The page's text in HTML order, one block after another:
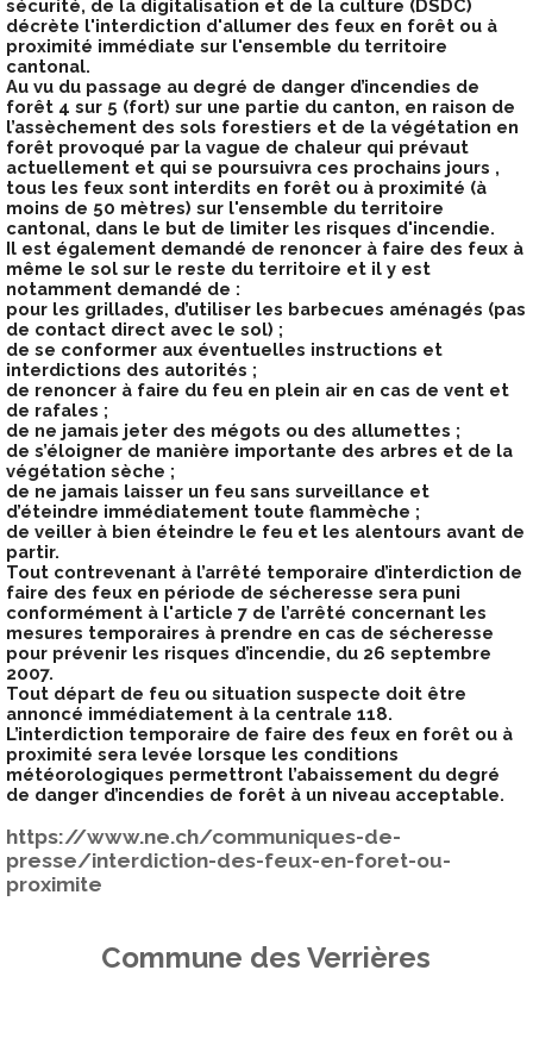
sécurité, de la digitalisation et de la culture (DSDC)
décrète l'interdiction d'allumer des feux en forêt ou à
proximité immédiate sur l'ensemble du territoire
cantonal.
Au vu du passage au degré de danger d’incendies de
forêt 4 sur 5 (fort) sur une partie du canton, en raison de
l’assèchement des sols forestiers et de la végétation en
forêt provoqué par la vague de chaleur qui prévaut
actuellement et qui se poursuivra ces prochains jours ,
tous les feux sont interdits en forêt ou à proximité (à
moins de 50 mètres) sur l'ensemble du territoire
cantonal, dans le but de limiter les risques d'incendie.
Il est également demandé de renoncer à faire des feux à
même le sol sur le reste du territoire et il y est
notamment demandé de :
pour les grillades, d’utiliser les barbecues aménagés (pas
de contact direct avec le sol) ;
de se conformer aux éventuelles instructions et
interdictions des autorités ;
de renoncer à faire du feu en plein air en cas de vent et
de rafales ;
de ne jamais jeter des mégots ou des allumettes ;
de s’éloigner de manière importante des arbres et de la
végétation sèche ;
de ne jamais laisser un feu sans surveillance et
d’éteindre immédiatement toute flammèche ;
de veiller à bien éteindre le feu et les alentours avant de
partir.
Tout contrevenant à l’arrêté temporaire d’interdiction de
faire des feux en période de sécheresse sera puni
conformément à l'article 7 de l’arrêté concernant les
mesures temporaires à prendre en cas de sécheresse
pour prévenir les risques d’incendie, du 26 septembre
2007.
Tout départ de feu ou situation suspecte doit être
annoncé immédiatement à la centrale 118.
L’interdiction temporaire de faire des feux en forêt ou à
proximité sera levée lorsque les conditions
météorologiques permettront l’abaissement du degré
de danger d’incendies de forêt à un niveau acceptable.
https://www.ne.ch/communiques-de-
presse/interdiction-des-feux-en-foret-ou-
proximite
Commune des Verrières